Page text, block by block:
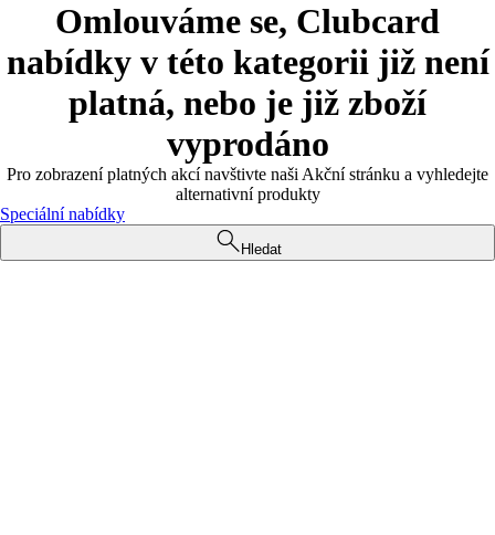
Omlouváme se, Clubcard
nabídky v této kategorii již není
platná, nebo je již zboží
vyprodáno
Pro zobrazení platných akcí navštivte naši Akční stránku a vyhledejte
alternativní produkty
Speciální nabídky
Hledat